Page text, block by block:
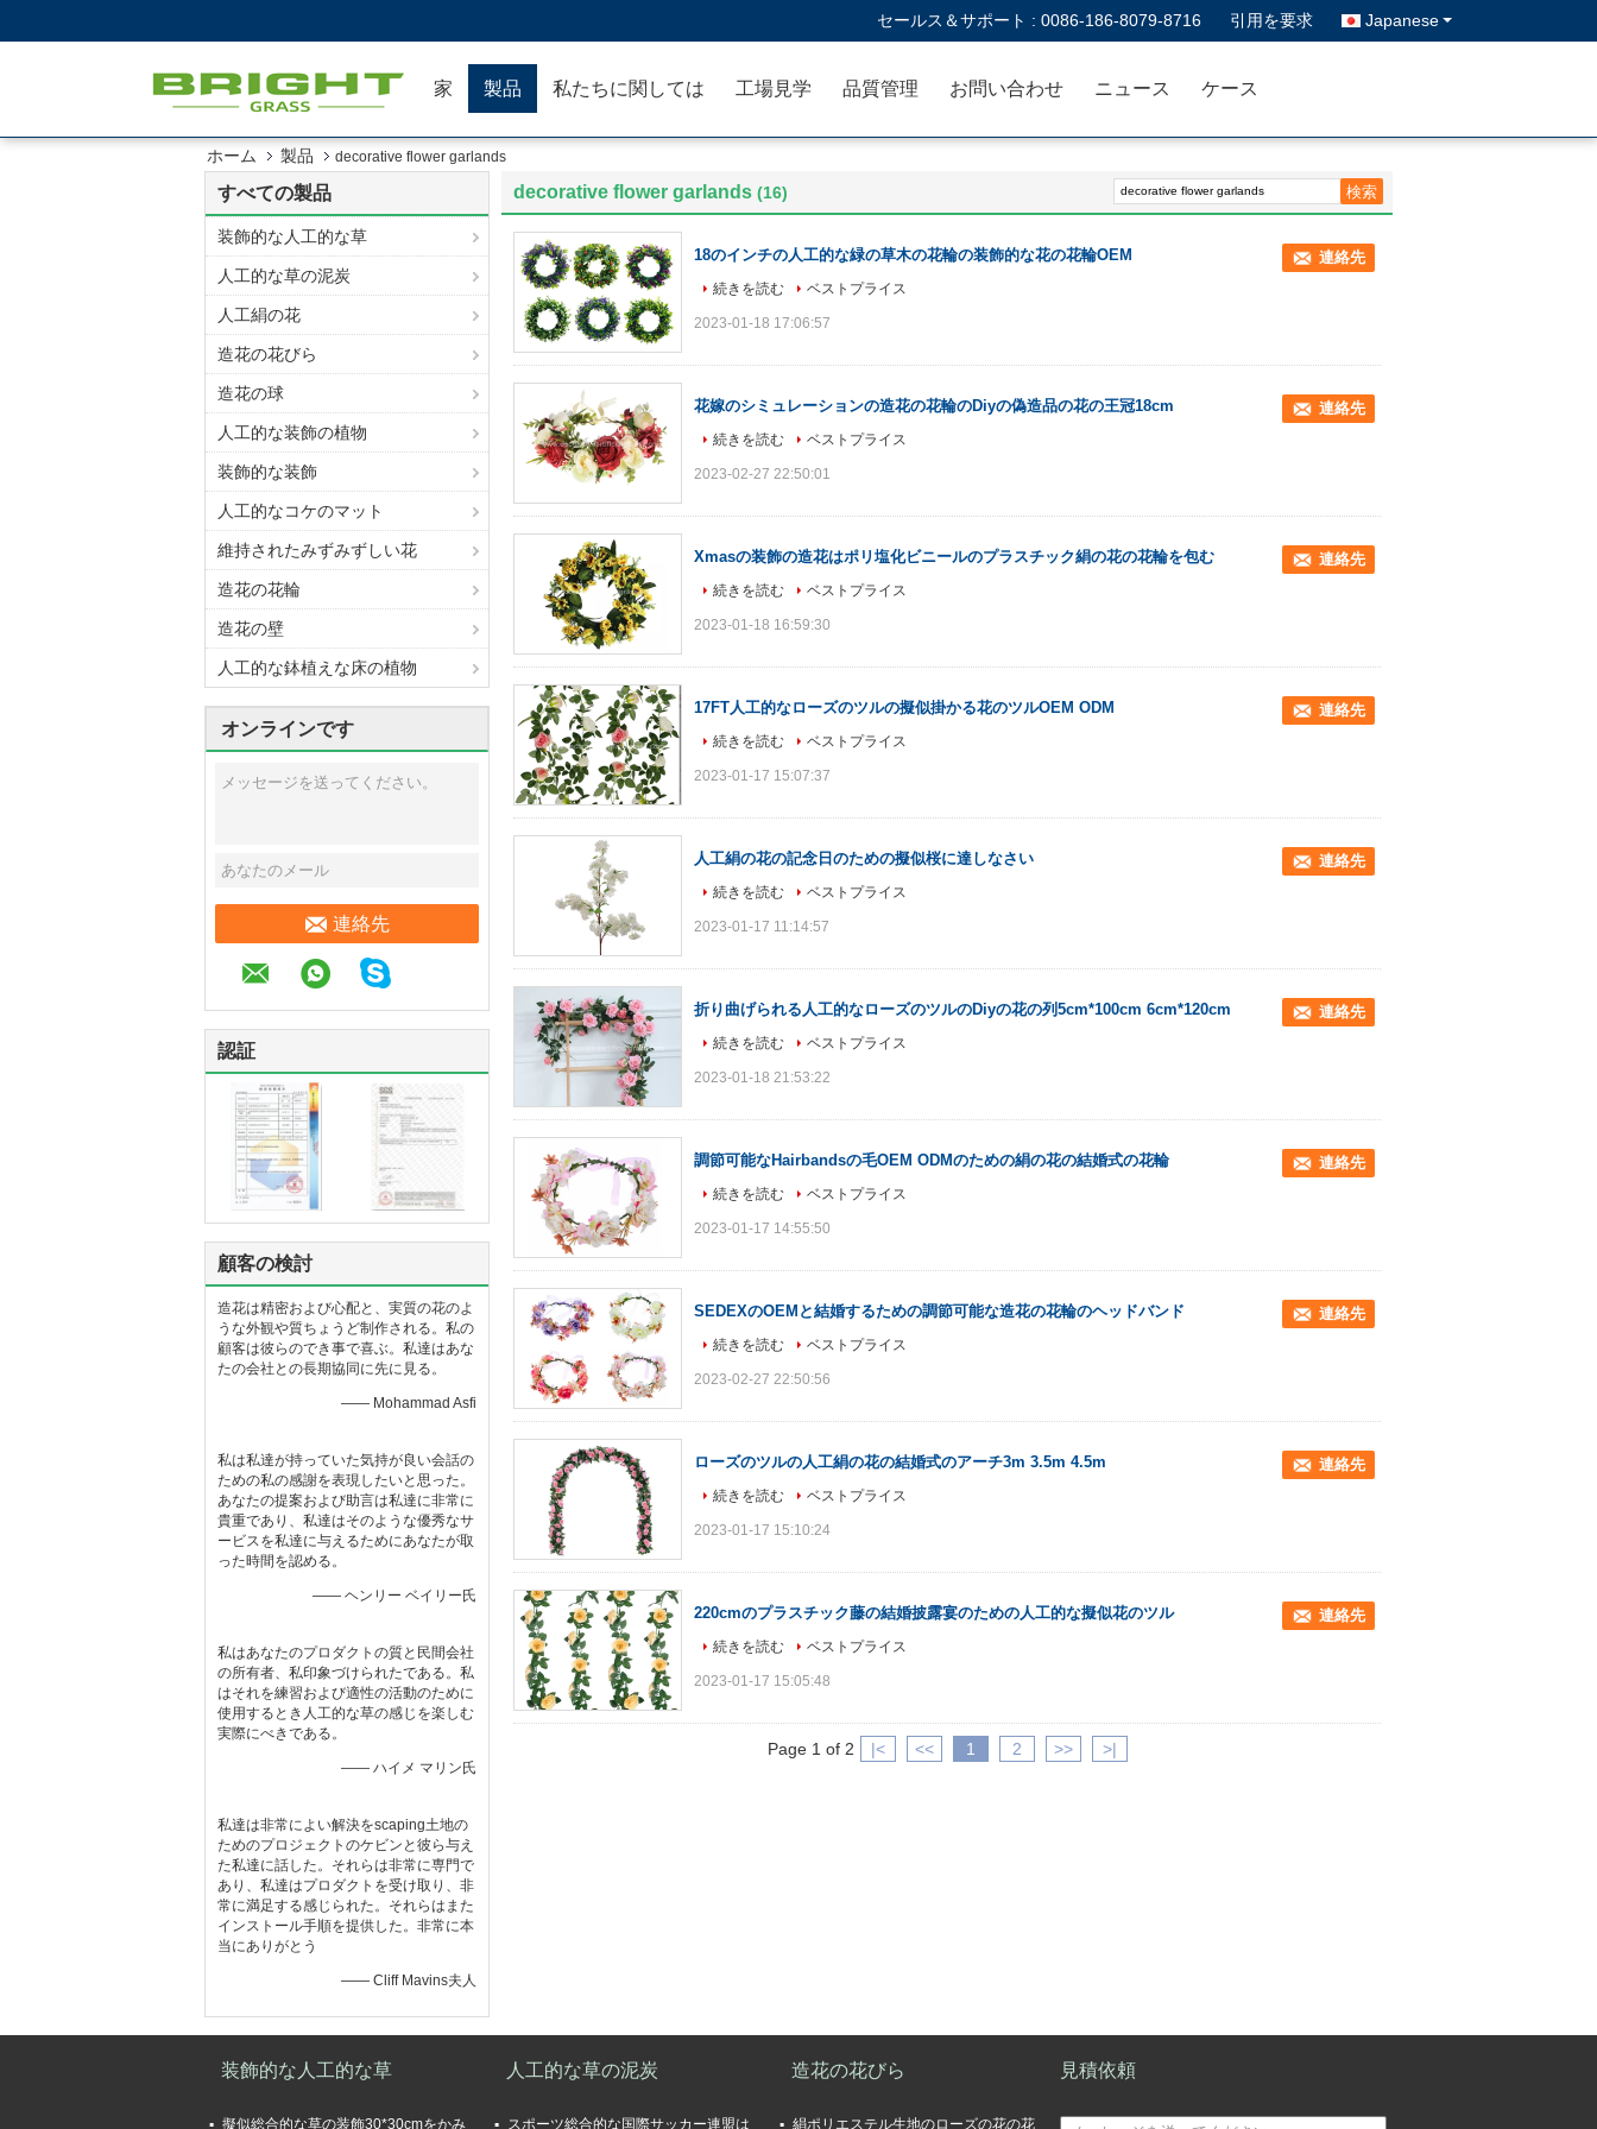
セールス＆サポート : 0086-186-8079-8716 引用を要求 Japanese
家 製品 私たちに関しては 工場見学 品質管理 お問い合わせ ニュース ケース
ホーム 製品 decorative flower garlands
すべての製品
装飾的な人工的な草
人工的な草の泥炭
人工絹の花
造花の花びら
造花の球
人工的な装飾の植物
装飾的な装飾
人工的なコケのマット
維持されたみずみずしい花
造花の花輪
造花の壁
人工的な鉢植えな床の植物
オンラインです
連絡先
認証
顧客の検討
造花は精密および心配と、実質の花のよ
うな外観や質ちょうど制作される。私の
顧客は彼らのでき事で喜ぶ。私達はあな
たの会社との長期協同に先に見る。
—— Mohammad Asfi
私は私達が持っていた気持が良い会話の
ための私の感謝を表現したいと思った。
あなたの提案および助言は私達に非常に
貴重であり、私達はそのような優秀なサ
ービスを私達に与えるためにあなたが取
った時間を認める。
—— ヘンリー ベイリー氏
私はあなたのプロダクトの質と民間会社
の所有者、私印象づけられたである。私
はそれを練習および適性の活動のために
使用するとき人工的な草の感じを楽しむ
実際にべきである。
—— ハイメ マリン氏
私達は非常によい解決をscaping土地の
ためのプロジェクトのケビンと彼ら与え
た私達に話した。それらは非常に専門で
あり、私達はプロダクトを受け取り、非
常に満足する感じられた。それらはまた
インストール手順を提供した。非常に本
当にありがとう
—— Cliff Mavins夫人
decorative flower garlands (16)
18のインチの人工的な緑の草木の花輪の装飾的な花の花輪OEM 連絡先
続きを読む ベストプライス
2023-01-18 17:06:57
花嫁のシミュレーションの造花の花輪のDiyの偽造品の花の王冠18cm 連絡先
続きを読む ベストプライス
2023-02-27 22:50:01
Xmasの装飾の造花はポリ塩化ビニールのプラスチック絹の花の花輪を包む 連絡先
続きを読む ベストプライス
2023-01-18 16:59:30
17FT人工的なローズのツルの擬似掛かる花のツルOEM ODM 連絡先
続きを読む ベストプライス
2023-01-17 15:07:37
人工絹の花の記念日のための擬似桜に達しなさい 連絡先
続きを読む ベストプライス
2023-01-17 11:14:57
折り曲げられる人工的なローズのツルのDiyの花の列5cm*100cm 6cm*120cm 連絡先
続きを読む ベストプライス
2023-01-18 21:53:22
調節可能なHairbandsの毛OEM ODMのための絹の花の結婚式の花輪 連絡先
続きを読む ベストプライス
2023-01-17 14:55:50
SEDEXのOEMと結婚するための調節可能な造花の花輪のヘッドバンド 連絡先
続きを読む ベストプライス
2023-02-27 22:50:56
ローズのツルの人工絹の花の結婚式のアーチ3m 3.5m 4.5m 連絡先
続きを読む ベストプライス
2023-01-17 15:10:24
220cmのプラスチック藤の結婚披露宴のための人工的な擬似花のツル 連絡先
続きを読む ベストプライス
2023-01-17 15:05:48
Page 1 of 2 |< << 1 2 >> >|
装飾的な人工的な草
擬似総合的な草の装飾30*30cmをかみ
人工的な草の泥炭
スポーツ総合的な国際サッカー連盟は
造花の花びら
絹ポリエステル生地のローズの花の花
見積依頼